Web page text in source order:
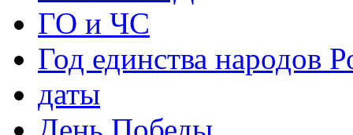
ГО и ЧС
Год единства народов
даты